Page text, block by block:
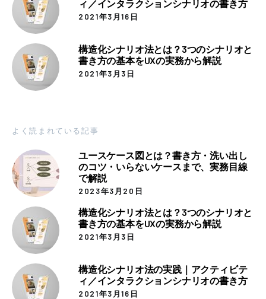
ィ／インタラクションシナリオの書き方
2021年3月16日
構造化シナリオ法とは？3つのシナリオと
書き方の基本をUXの実務から解説
2021年3月3日
よく読まれている記事
ユースケース図とは？書き方・洗い出し
のコツ・いらないケースまで、実務目線
で解説
2023年3月20日
構造化シナリオ法とは？3つのシナリオと
書き方の基本をUXの実務から解説
2021年3月3日
構造化シナリオ法の実践｜アクティビテ
ィ／インタラクションシナリオの書き方
2021年3月16日